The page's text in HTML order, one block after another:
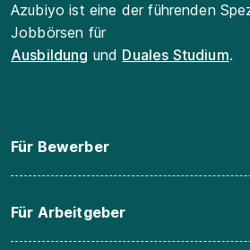
Azubiyo ist eine der führenden
Jobbörsen für
Ausbildung und Duales Studium.
Für Bewerber
Für Arbeitgeber